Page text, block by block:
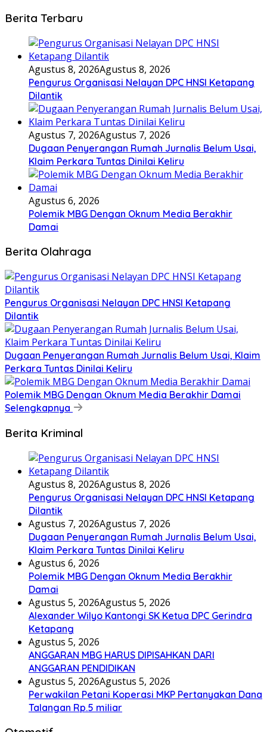
Berita Terbaru
Agustus 8, 2026Agustus 8, 2026
Pengurus Organisasi Nelayan DPC HNSI Ketapang
Dilantik
Agustus 7, 2026Agustus 7, 2026
Dugaan Penyerangan Rumah Jurnalis Belum Usai,
Klaim Perkara Tuntas Dinilai Keliru
Agustus 6, 2026
Polemik MBG Dengan Oknum Media Berakhir
Damai
Berita Olahraga
Pengurus Organisasi Nelayan DPC HNSI Ketapang
Dilantik
Dugaan Penyerangan Rumah Jurnalis Belum Usai, Klaim
Perkara Tuntas Dinilai Keliru
Polemik MBG Dengan Oknum Media Berakhir Damai
Selengkapnya
Berita Kriminal
Agustus 8, 2026Agustus 8, 2026
Pengurus Organisasi Nelayan DPC HNSI Ketapang
Dilantik
Agustus 7, 2026Agustus 7, 2026
Dugaan Penyerangan Rumah Jurnalis Belum Usai,
Klaim Perkara Tuntas Dinilai Keliru
Agustus 6, 2026
Polemik MBG Dengan Oknum Media Berakhir
Damai
Agustus 5, 2026Agustus 5, 2026
Alexander Wilyo Kantongi SK Ketua DPC Gerindra
Ketapang
Agustus 5, 2026
ANGGARAN MBG HARUS DIPISAHKAN DARI
ANGGARAN PENDIDIKAN
Agustus 5, 2026Agustus 5, 2026
Perwakilan Petani Koperasi MKP Pertanyakan Dana
Talangan Rp.5 miliar